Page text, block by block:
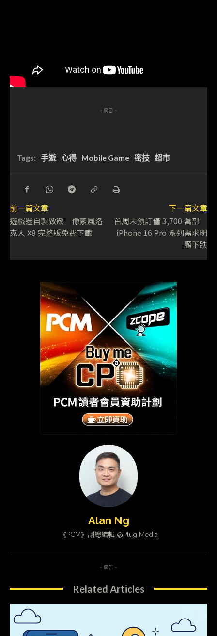
- 廣告 -
Tags: 手遊 心得 Mobile Game 密技 超市
前一篇文章
遊戲迷自製致敬 像素風洛
克人 X8 完整版免費下載
下一篇文章
首周末預訂僅 3,700 萬部
iPhone 16 Pro 系列需求明
顯下跌
Alan Ng
《PCM》副總編輯 @Plug Media
- 廣告 -
Related Articles